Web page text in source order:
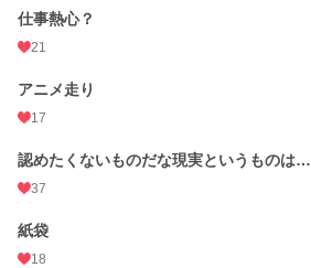
仕事熱心？
21
アニメ走り
17
認めたくないものだな現実というものは…
37
紙袋
18